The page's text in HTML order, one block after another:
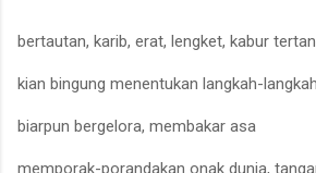
bertautan, karib, erat, lengket, kabur
kian bingung menentukan langkah-
biarpun bergelora, membakar asa
memporak-porandakan onak dunia,